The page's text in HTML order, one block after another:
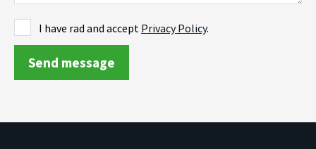
I have rad and accept Privacy Policy.